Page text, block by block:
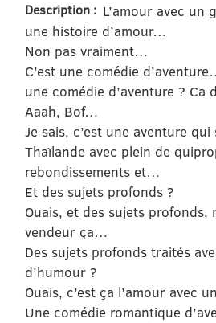
Description : L’amour avec un
une histoire d’amour…
Non pas vraiment…
C’est une comédie
une comédie d’aventure ? Ca
Aaah, Bof…
Je sais, c’est une aventure qui
Thaïlande avec plein de
rebondissements et…
Et des sujets profonds ?
Ouais, et des sujets profonds,
vendeur ça…
Des sujets profonds traités
d’humour ?
Ouais, c’est ça l’amour avec
Une comédie romantique